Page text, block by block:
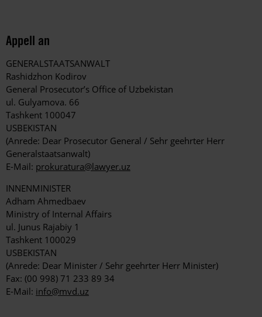
Appell an
GENERALSTAATSANWALT
Rashidzhon Kodirov
General Prosecutor’s Office of Uzbekistan
ul. Gulyamova. 66
Tashkent 100047
USBEKISTAN
(Anrede: Dear Prosecutor General / Sehr geehrter Herr
Generalstaatsanwalt)
E-Mail: prokuratura@lawyer.uz
INNENMINISTER
Adham Ahmedbaev
Ministry of Internal Affairs
ul. Junus Rajabiy 1
Tashkent 100029
USBEKISTAN
(Anrede: Dear Minister / Sehr geehrter Herr Minister)
Fax: (00 998) 71 233 89 34
E-Mail: info@mvd.uz